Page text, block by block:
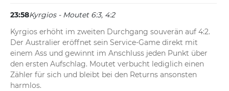
23:58Kyrgios - Moutet 6:3, 4:2
Kyrgios erhöht im zweiten Durchgang souverän auf 4:2.
Der Australier eröffnet sein Service-Game direkt mit
einem Ass und gewinnt im Anschluss jeden Punkt über
den ersten Aufschlag. Moutet verbucht lediglich einen
Zähler für sich und bleibt bei den Returns ansonsten
harmlos.